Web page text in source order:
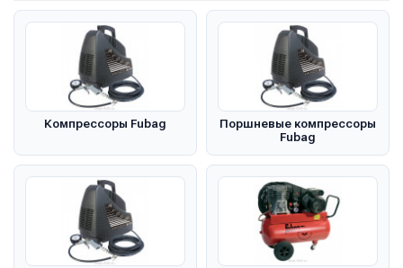
Компрессоры Fubag
Поршневые компрессоры
Fubag